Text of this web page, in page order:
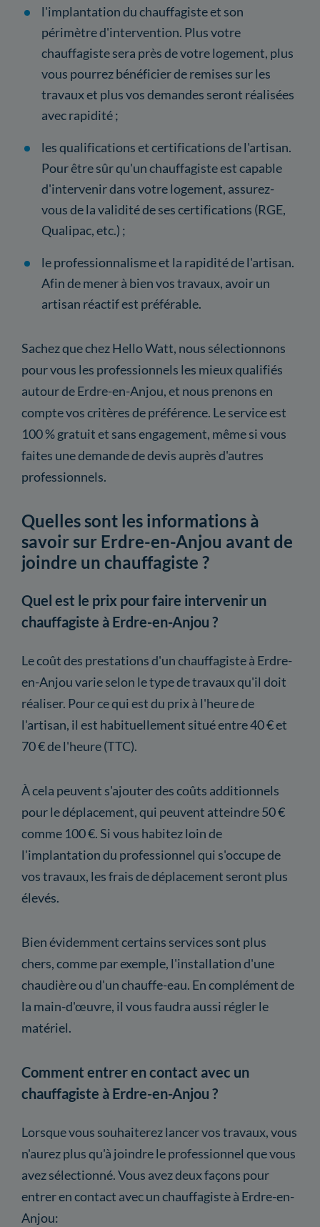
l'implantation du chauffagiste et son
périmètre d'intervention. Plus votre
chauffagiste sera près de votre logement, plus
vous pourrez bénéficier de remises sur les
travaux et plus vos demandes seront réalisées
avec rapidité ;
les qualifications et certifications de l'artisan.
Pour être sûr qu'un chauffagiste est capable
d'intervenir dans votre logement, assurez-
vous de la validité de ses certifications (RGE,
Qualipac, etc.) ;
le professionnalisme et la rapidité de l'artisan.
Afin de mener à bien vos travaux, avoir un
artisan réactif est préférable.
Sachez que chez Hello Watt, nous sélectionnons
pour vous les professionnels les mieux qualifiés
autour de Erdre-en-Anjou, et nous prenons en
compte vos critères de préférence. Le service est
100 % gratuit et sans engagement, même si vous
faites une demande de devis auprès d'autres
professionnels.
Quelles sont les informations à
savoir sur Erdre-en-Anjou avant de
joindre un chauffagiste ?
Quel est le prix pour faire intervenir un
chauffagiste à Erdre-en-Anjou ?
Le coût des prestations d'un chauffagiste à Erdre-
en-Anjou varie selon le type de travaux qu'il doit
réaliser. Pour ce qui est du prix à l'heure de
l'artisan, il est habituellement situé entre 40 € et
70 € de l'heure (TTC).
À cela peuvent s'ajouter des coûts additionnels
pour le déplacement, qui peuvent atteindre 50 €
comme 100 €. Si vous habitez loin de
l'implantation du professionnel qui s'occupe de
vos travaux, les frais de déplacement seront plus
élevés.
Bien évidemment certains services sont plus
chers, comme par exemple, l'installation d'une
chaudière ou d'un chauffe-eau. En complément de
la main-d'œuvre, il vous faudra aussi régler le
matériel.
Comment entrer en contact avec un
chauffagiste à Erdre-en-Anjou ?
Lorsque vous souhaiterez lancer vos travaux, vous
n'aurez plus qu'à joindre le professionnel que vous
avez sélectionné. Vous avez deux façons pour
entrer en contact avec un chauffagiste à Erdre-en-
Anjou: